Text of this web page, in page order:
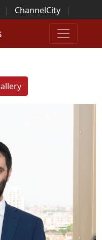
| ChannelCity
|
| Italian Channel
Italian Security
...